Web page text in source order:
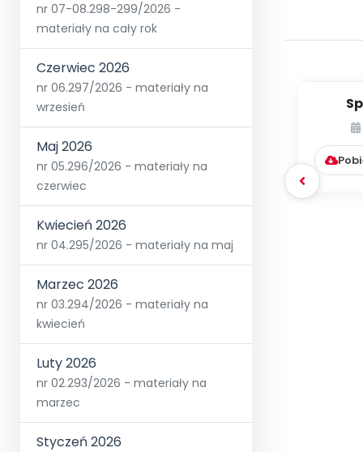
nr 07-08.298-299/2026 -
materiały na cały rok
Czerwiec 2026
nr 06.297/2026 - materiały na
wrzesień
Maj 2026
nr 05.296/2026 - materiały na
czerwiec
Kwiecień 2026
nr 04.295/2026 - materiały na maj
Marzec 2026
nr 03.294/2026 - materiały na
kwiecień
Luty 2026
nr 02.293/2026 - materiały na
marzec
Styczeń 2026